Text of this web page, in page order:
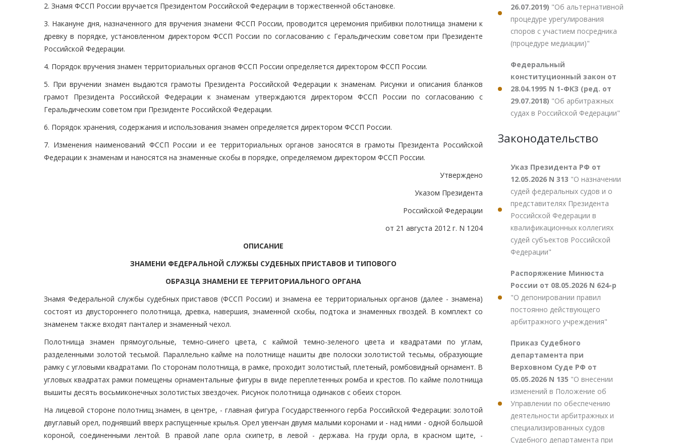
2. Знамя ФССП России вручается Президентом Российской Федерации в торжественной обстановке.
3. Накануне дня, назначенного для вручения знамени ФССП России, проводится церемония прибивки полотнища знамени к
древку в порядке, установленном директором ФССП России по согласованию с Геральдическим советом при Президенте
Российской Федерации.
4. Порядок вручения знамен территориальных органов ФССП России определяется директором ФССП России.
5. При вручении знамен выдаются грамоты Президента Российской Федерации к знаменам. Рисунки и описания бланков
грамот Президента Российской Федерации к знаменам утверждаются директором ФССП России по согласованию с
Геральдическим советом при Президенте Российской Федерации.
6. Порядок хранения, содержания и использования знамен определяется директором ФССП России.
7. Изменения наименований ФССП России и ее территориальных органов заносятся в грамоты Президента Российской
Федерации к знаменам и наносятся на знаменные скобы в порядке, определяемом директором ФССП России.
Утверждено
Указом Президента
Российской Федерации
от 21 августа 2012 г. N 1204
ОПИСАНИЕ
ЗНАМЕНИ ФЕДЕРАЛЬНОЙ СЛУЖБЫ СУДЕБНЫХ ПРИСТАВОВ И ТИПОВОГО
ОБРАЗЦА ЗНАМЕНИ ЕЕ ТЕРРИТОРИАЛЬНОГО ОРГАНА
Знамя Федеральной службы судебных приставов (ФССП России) и знамена ее территориальных органов (далее - знамена)
состоят из двустороннего полотнища, древка, навершия, знаменной скобы, подтока и знаменных гвоздей. В комплект со
знаменем также входят панталер и знаменный чехол.
Полотнища знамен прямоугольные, темно-синего цвета, с каймой темно-зеленого цвета и квадратами по углам,
разделенными золотой тесьмой. Параллельно кайме на полотнище нашиты две полоски золотистой тесьмы, образующие
рамку с угловыми квадратами. По сторонам полотнища, в рамке, проходит золотистый, плетеный, ромбовидный орнамент. В
угловых квадратах рамки помещены орнаментальные фигуры в виде переплетенных ромба и крестов. По кайме полотнища
вышиты десять восьмиконечных золотистых звездочек. Рисунок полотнища одинаков с обеих сторон.
На лицевой стороне полотнищ знамен, в центре, - главная фигура Государственного герба Российской Федерации: золотой
двуглавый орел, поднявший вверх распущенные крылья. Орел увенчан двумя малыми коронами и - над ними - одной большой
короной, соединенными лентой. В правой лапе орла скипетр, в левой - держава. На груди орла, в красном щите, -
26.07.2019) "Об альтернативной
процедуре урегулирования
споров с участием посредника
(процедуре медиации)"
Федеральный
конституционный закон от
28.04.1995 N 1-ФКЗ (ред. от
29.07.2018) "Об арбитражных
судах в Российской Федерации"
Законодательство
Указ Президента РФ от
12.05.2026 N 313 "О назначении
судей федеральных судов и о
представителях Президента
Российской Федерации в
квалификационных коллегиях
судей субъектов Российской
Федерации"
Распоряжение Минюста
России от 08.05.2026 N 624-р
"О депонировании правил
постоянно действующего
арбитражного учреждения"
Приказ Судебного
департамента при
Верховном Суде РФ от
05.05.2026 N 135 "О внесении
изменений в Положение об
Управлении по обеспечению
деятельности арбитражных и
специализированных судов
Судебного департамента при